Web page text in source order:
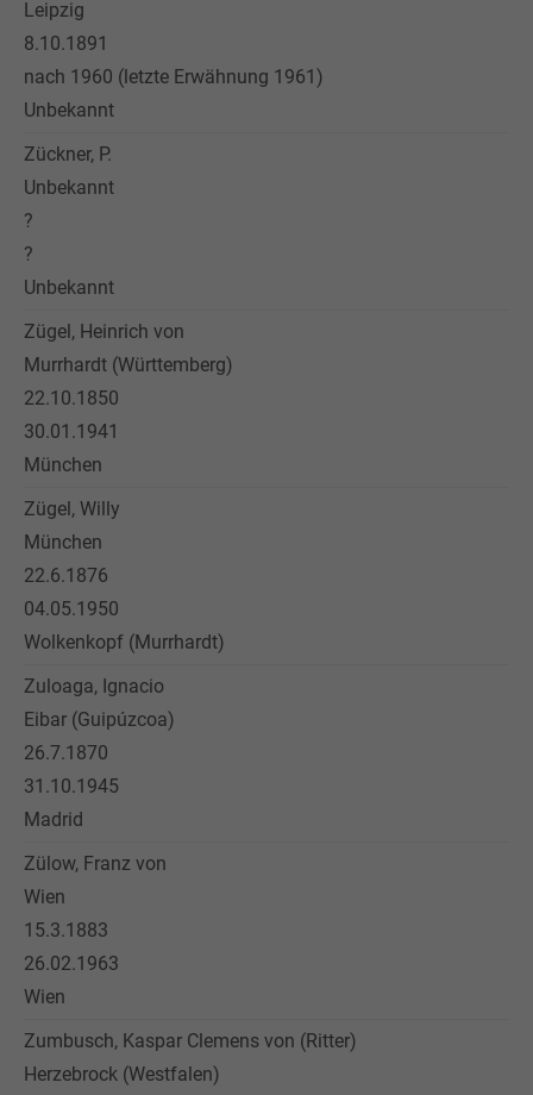
Leipzig
8.10.1891
nach 1960 (letzte Erwähnung 1961)
Unbekannt
Zückner, P.
Unbekannt
?
?
Unbekannt
Zügel, Heinrich von
Murrhardt (Württemberg)
22.10.1850
30.01.1941
München
Zügel, Willy
München
22.6.1876
04.05.1950
Wolkenkopf (Murrhardt)
Zuloaga, Ignacio
Eibar (Guipúzcoa)
26.7.1870
31.10.1945
Madrid
Zülow, Franz von
Wien
15.3.1883
26.02.1963
Wien
Zumbusch, Kaspar Clemens von (Ritter)
Herzebrock (Westfalen)